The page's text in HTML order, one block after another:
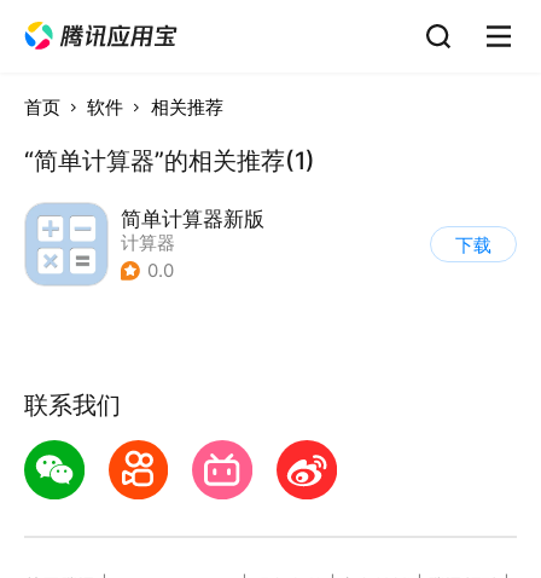
首页 软件 相关推荐
“简单计算器”的相关推荐(1)
简单计算器新版
计算器
0.0
下载
联系我们